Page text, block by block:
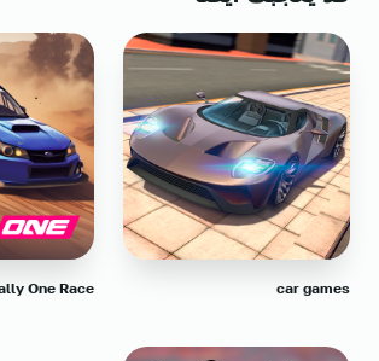
car games
One Race